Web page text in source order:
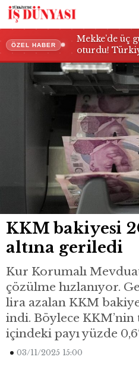
ÖZEL HABER
Mekke’de üç
oturdu!
KKM bakiyesi
altına geriledi
Kur Korumalı
çözülme hızlanıyor.
lira azalan KKM
indi. Böylece
içindeki payı yüzde
03/11/2025 15:00